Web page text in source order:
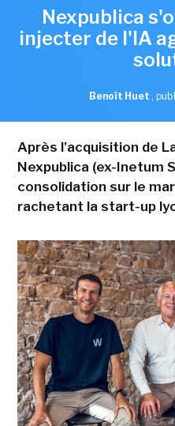
Nexpublica
injecter de l'IA
Benoît Huet ,
Après l'acquisition de
Nexpublica (ex-Inetum
consolidation sur le
rachetant la start-up